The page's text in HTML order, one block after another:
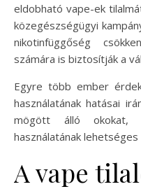
eldobható vape-ek
közegészségügyi
nikotinfüggőség
számára is biztosítják a
Egyre több ember
használatának hatásai
mögött álló okokat,
használatának
A vape